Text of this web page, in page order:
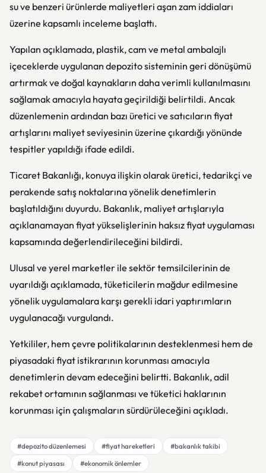
su ve benzeri ürünlerde maliyetleri aşan zam iddiaları
üzerine kapsamlı inceleme başlattı.
Yapılan açıklamada, plastik, cam ve metal ambalajlı
içeceklerde uygulanan depozito sisteminin geri dönüşümü
artırmak ve doğal kaynakların daha verimli kullanılmasını
sağlamak amacıyla hayata geçirildiği belirtildi. Ancak
düzenlemenin ardından bazı üretici ve satıcıların fiyat
artışlarını maliyet seviyesinin üzerine çıkardığı yönünde
tespitler yapıldığı ifade edildi.
Ticaret Bakanlığı, konuya ilişkin olarak üretici, tedarikçi ve
perakende satış noktalarına yönelik denetimlerin
başlatıldığını duyurdu. Bakanlık, maliyet artışlarıyla
açıklanamayan fiyat yükselişlerinin haksız fiyat uygulaması
kapsamında değerlendirileceğini bildirdi.
Ulusal ve yerel marketler ile sektör temsilcilerinin de
uyarıldığı açıklamada, tüketicilerin mağdur edilmesine
yönelik uygulamalara karşı gerekli idari yaptırımların
uygulanacağı vurgulandı.
Yetkililer, hem çevre politikalarının desteklenmesi hem de
piyasadaki fiyat istikrarının korunması amacıyla
denetimlerin devam edeceğini belirtti. Bakanlık, adil
rekabet ortamının sağlanması ve tüketici haklarının
korunması için çalışmaların sürdürüleceğini açıkladı.
#depozito düzenlemesi #fiyat hareketleri
#bakanlık takibi
#konut piyasası
#ekonomik önlemler